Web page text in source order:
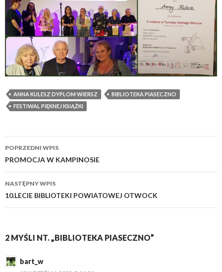
ANNA KULESZ DYPLOM WIERSZ
BIBLIOTEKA PIASECZNO
FESTIWAL PIĘKNEJ KSIĄŻKI
Zobacz
wpisy
POPRZEDNI WPIS
PROMOCJA W KAMPINOSIE
NASTĘPNY WPIS
10.LECIE BIBLIOTEKI POWIATOWEJ OTWOCK
2 MYŚLI NT. „BIBLIOTEKA PIASECZNO”
bart_w